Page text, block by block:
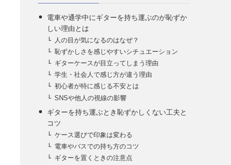
電車や通学中にギターを持ち運ぶのが恥ずか
しい理由とは
人の目が気になるのはなぜ？
恥ずかしさを感じやすいシチュエーション
ギターケースが目立ってしまう理由
学生・社会人で感じ方が違う理由
初心者が特に感じる不安とは
SNSや他人の視線の影響
ギターを持ち運ぶとき恥ずかしくない工夫と
コツ
ケース選びで印象は変わる
電車やバスでの持ち方のコツ
ギターを置くときの注意点